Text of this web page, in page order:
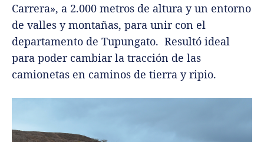
Carrera», a 2.000 metros de altura y un entorno
de valles y montañas, para unir con el
departamento de Tupungato. Resultó ideal
para poder cambiar la tracción de las
camionetas en caminos de tierra y ripio.